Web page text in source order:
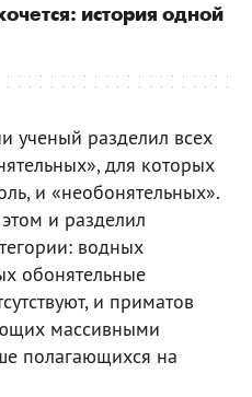
история одной
ученый разделил всех
для которых
и «необонятельных».
и разделил
водных
обонятельные
и приматов
массивными
полагающихся на